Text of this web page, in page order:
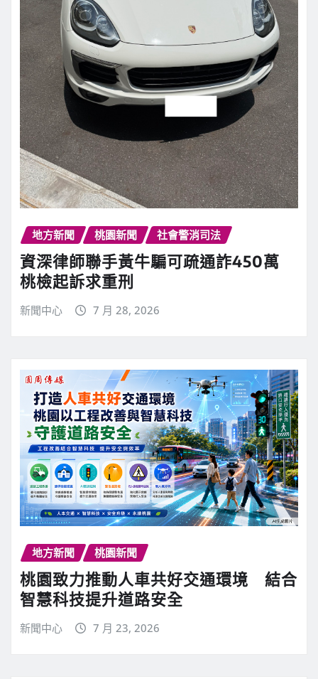
地方新聞 桃園新聞 社會警消司法
資深律師聯手黃牛騙可疏通詐450萬
桃檢起訴求重刑
新聞中心 7 月 28, 2026
地方新聞 桃園新聞
桃園致力推動人車共好交通環境 結合
智慧科技提升道路安全
新聞中心 7 月 23, 2026